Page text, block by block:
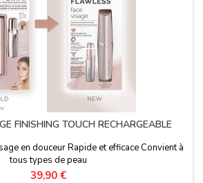
FINISHING TOUCH RECHARGEABLE
en douceur Rapide et efficace Convient à
tous types de peau
Prix
39,90 €